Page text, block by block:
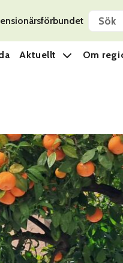
Sök på
Aktuellt Om